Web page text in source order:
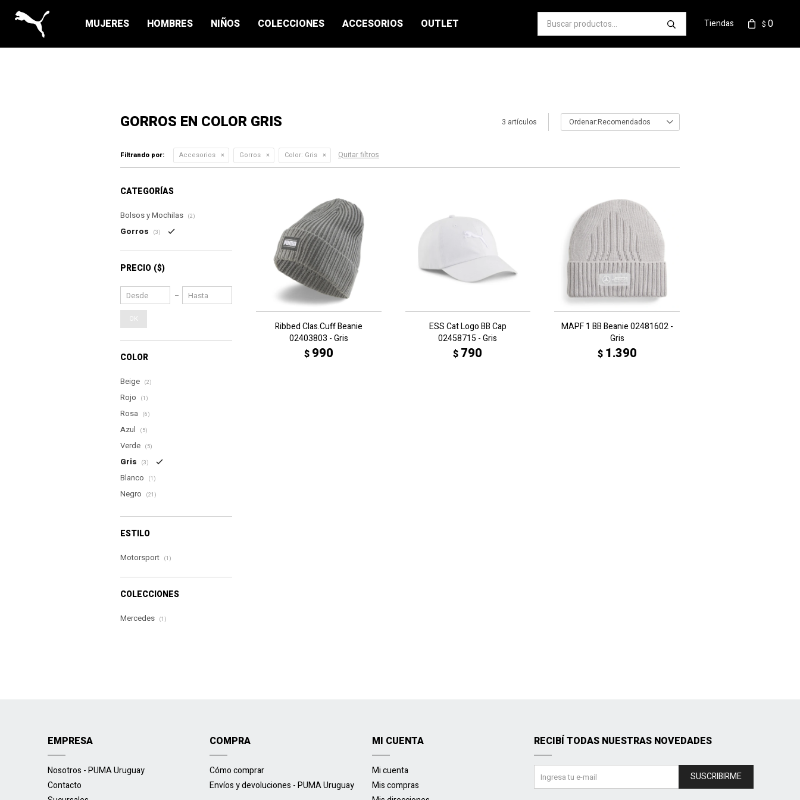
MUJERES HOMBRES NIÑOS COLECCIONES ACCESORIOS OUTLET $ 0
Tiendas
GORROS EN COLOR GRIS 3 artículos Recomendados
Filtrando por: Accesorios Gorros Color: Gris Quitar filtros
Ribbed Clas.Cuff Beanie
02403803 - Gris
$ 990
ESS Cat Logo BB Cap
02458715 - Gris
$ 790
MAPF 1 BB Beanie 02481602 -
Gris
$ 1.390
CATEGORÍAS
Bolsos y Mochilas (2)
Gorros (3)
PRECIO ($)
OK
COLOR
Beige (2)
Rojo (1)
Rosa (6)
Azul (5)
Verde (5)
Gris (3)
Blanco (1)
Negro (21)
ESTILO
Motorsport (1)
COLECCIONES
Mercedes (1)
EMPRESA
Nosotros - PUMA Uruguay
Contacto
COMPRA
Cómo comprar
Envíos y devoluciones - PUMA Uruguay
MI CUENTA
Mi cuenta
Mis compras
RECIBÍ TODAS NUESTRAS NOVEDADES
SUSCRIBIRME